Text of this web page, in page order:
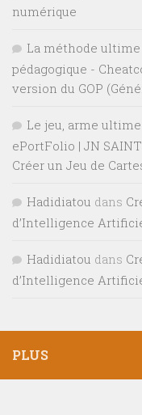
numérique
La méthode
pédagogique -
version du GOP
Le jeu, arme
ePortFolio | JN
Créer un Jeu de
Hadidiatou dans
d’Intelligence
Hadidiatou dans
d’Intelligence
PLUS